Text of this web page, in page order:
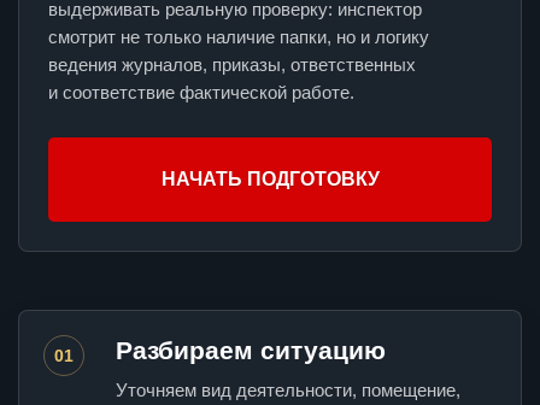
выдерживать реальную проверку: инспектор
смотрит не только наличие папки, но и логику
ведения журналов, приказы, ответственных
и соответствие фактической работе.
НАЧАТЬ ПОДГОТОВКУ
01 Разбираем ситуацию
Уточняем вид деятельности, помещение,